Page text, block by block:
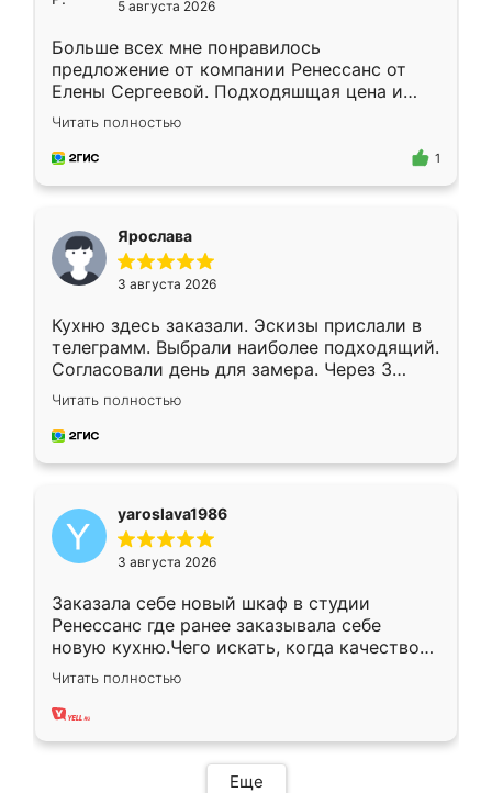
5 августа 2026
Больше всех мне понравилось
предложение от компании Ренессанс от
Елены Сергеевой. Подходяшщая цена и
короткие сроки изготовления. Приехавший
для замера сотрудник Владислав
предложил по моему эскизу самый
Читать полностью
1
Ярослава
3 августа 2026
Кухню здесь заказали. Эскизы прислали в
телеграмм. Выбрали наиболее подходящий.
Согласовали день для замера. Через 3
недели кухня была уже готова. Остались
довольны работой. Спасибо Ренессанс
мебель за качественную работу!
Читать полностью
yaroslava1986
3 августа 2026
Заказала себе новый шкаф в студии
Ренессанс где ранее заказывала себе
новую кухню.Чего искать, когда качеством
вполне довольна. Служит кухня уже почти
два года, нареканий нет.
Читать полностью
Еще